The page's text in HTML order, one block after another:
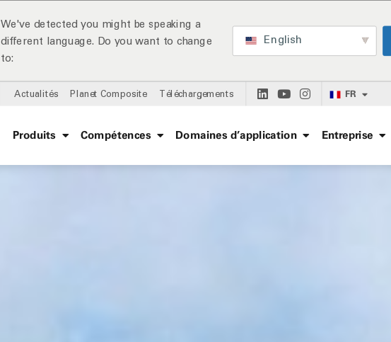
We've detected you might be speaking a
different language. Do you want to change
to:
English
Actualités Planet Composite Téléchargements FR
Produits Compétences Domaines d’application Entreprise